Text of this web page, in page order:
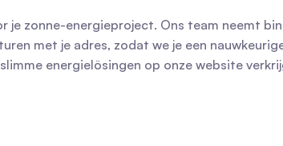
je zonne-energieproject. Ons team neemt
met je adres, zodat we je een
energielösingen op onze website